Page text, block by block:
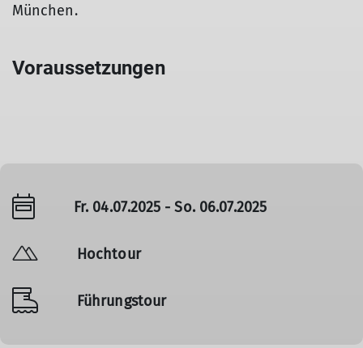
München.
Voraussetzungen
Fr. 04.07.2025 - So. 06.07.2025
Hochtour
Führungstour